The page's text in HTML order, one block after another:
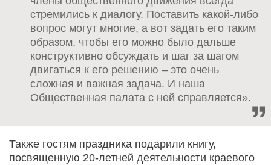
стремились к диалогу. Поставить какой-либо
вопрос могут многие, а вот задать его таким
образом, чтобы его можно было дальше
конструктивно обсуждать и шаг за шагом
двигаться к его решению – это очень
сложная и важная задача. И наша
Общественная палата с ней справляется».
Также гостям праздника подарили книгу,
посвященную 20-летней деятельности краевого